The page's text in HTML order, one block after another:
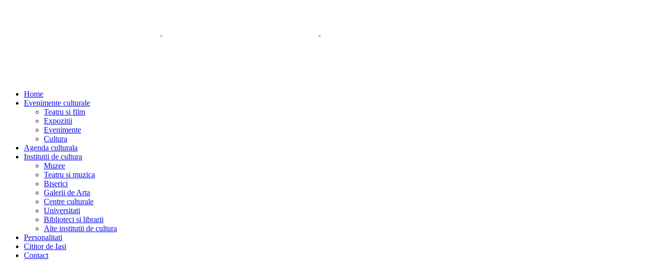
Home
Evenimente culturale
Teatru si film
Expozitii
Evenimente
Cultura
Agenda culturala
Institutii de cultura
Muzee
Teatru si muzica
Biserici
Galerii de Arta
Centre culturale
Universitati
Biblioteci si librarii
Alte institutii de cultura
Personalitati
Cititor de Iasi
Contact